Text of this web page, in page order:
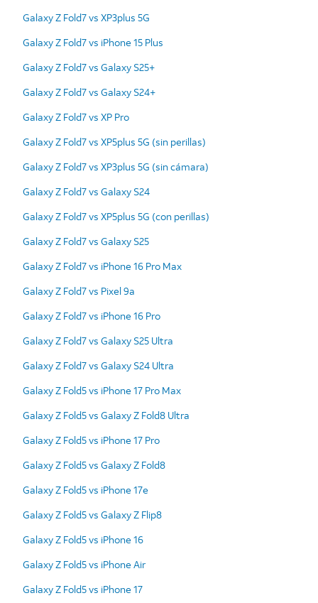
Galaxy Z Fold7 vs XP3plus 5G
Galaxy Z Fold7 vs iPhone 15 Plus
Galaxy Z Fold7 vs Galaxy S25+
Galaxy Z Fold7 vs Galaxy S24+
Galaxy Z Fold7 vs XP Pro
Galaxy Z Fold7 vs XP5plus 5G (sin perillas)
Galaxy Z Fold7 vs XP3plus 5G (sin cámara)
Galaxy Z Fold7 vs Galaxy S24
Galaxy Z Fold7 vs XP5plus 5G (con perillas)
Galaxy Z Fold7 vs Galaxy S25
Galaxy Z Fold7 vs iPhone 16 Pro Max
Galaxy Z Fold7 vs Pixel 9a
Galaxy Z Fold7 vs iPhone 16 Pro
Galaxy Z Fold7 vs Galaxy S25 Ultra
Galaxy Z Fold7 vs Galaxy S24 Ultra
Galaxy Z Fold5 vs iPhone 17 Pro Max
Galaxy Z Fold5 vs Galaxy Z Fold8 Ultra
Galaxy Z Fold5 vs iPhone 17 Pro
Galaxy Z Fold5 vs Galaxy Z Fold8
Galaxy Z Fold5 vs iPhone 17e
Galaxy Z Fold5 vs Galaxy Z Flip8
Galaxy Z Fold5 vs iPhone 16
Galaxy Z Fold5 vs iPhone Air
Galaxy Z Fold5 vs iPhone 17